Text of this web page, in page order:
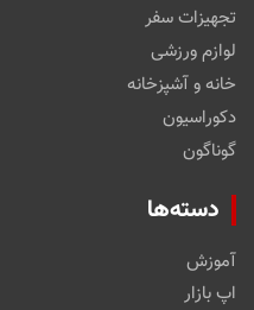
تجهیزات سفر
لوازم ورزشی
خانه و آشپزخانه
دکوراسیون
گوناگون
دسته‌ها
آموزش
اپ بازار